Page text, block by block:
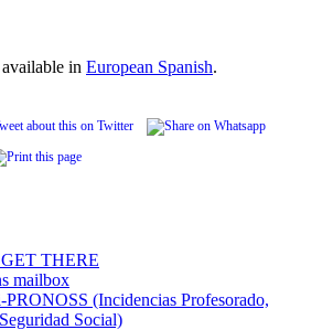
in European Spanish.
THERE
mailbox
PRONOSS (Incidencias Profesorado,
Social)